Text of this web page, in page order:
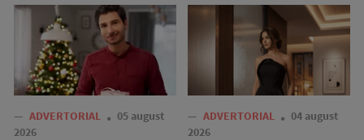
— ADVERTORIAL
05 august
2026
— ADVERTORIAL
04 august
2026